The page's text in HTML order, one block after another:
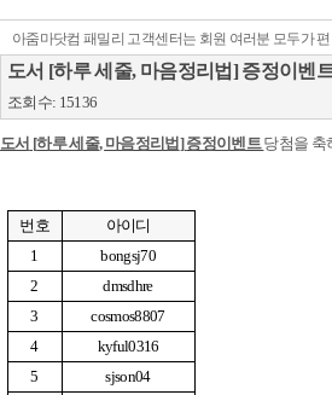
아줌마닷컴 패밀리 고객센터는 회원 여러분 모두가
도서 [하루 세줄, 마음정리법] 증정이벤
조회수: 15136
도서 [하루 세줄, 마음정리법 ]증정이벤트당첨을 축
번호
아이디
1
bongsj70
2
dmsdhre
3
cosmos8807
4
kyful0316
5
sjson04